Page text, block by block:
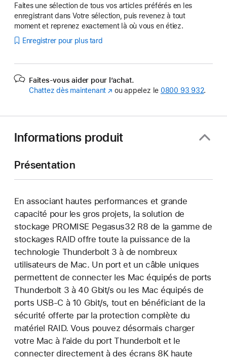
Faites une sélection de tous vos articles préférés en les
enregistrant dans Votre sélection, puis revenez à tout
moment et reprenez exactement là où vous en étiez.
Enregistrer pour plus tard
Faites-vous aider pour l’achat.
Chattez dès maintenant (s’ouvre
ou appelez le 0800 93 932.
Informations produit
Présentation
En associant hautes performances et grande
capacité pour les gros projets, la solution de
stockage PROMISE Pegasus32 R8 de la gamme de
stockages RAID offre toute la puissance de la
technologie Thunderbolt 3 à de nombreux
utilisateurs de Mac. Un port et un câble uniques
permettent de connecter les Mac équipés de ports
Thunderbolt 3 à 40 Gbit/s ou les Mac équipés de
ports USB‑C à 10 Gbit/s, tout en bénéficiant de la
sécurité offerte par la protection complète du
matériel RAID. Vous pouvez désormais charger
votre Mac à l’aide du port Thunderbolt et le
connecter directement à des écrans 8K haute